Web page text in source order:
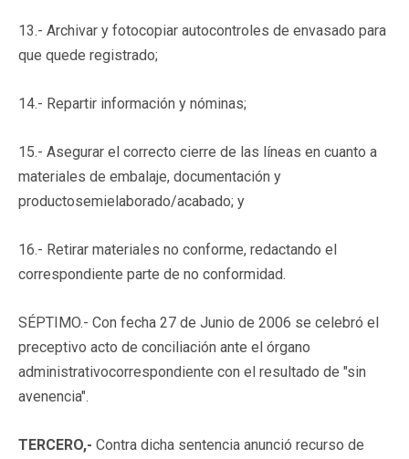
13.- Archivar y fotocopiar autocontroles de envasado para
que quede registrado;
14.- Repartir información y nóminas;
15.- Asegurar el correcto cierre de las líneas en cuanto a
materiales de embalaje, documentación y
productosemielaborado/acabado; y
16.- Retirar materiales no conforme, redactando el
correspondiente parte de no conformidad.
SÉPTIMO.- Con fecha 27 de Junio de 2006 se celebró el
preceptivo acto de conciliación ante el órgano
administrativocorrespondiente con el resultado de "sin
avenencia".
TERCERO,- Contra dicha sentencia anunció recurso de